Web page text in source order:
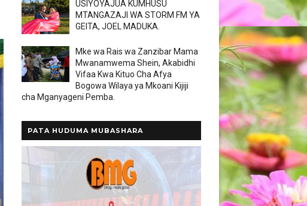
USIYOYAJUA KUMHUSU
MTANGAZAJI WA STORM FM YA
GEITA, JOEL MADUKA.
Mke wa Rais wa Zanzibar Mama
Mwanamwema Shein, Akabidhi
Vifaa Kwa Kituo Cha Afya
Bogowa Wilaya ya Mkoani Kijiji
cha Mganyageni Pemba.
PATA HUDUMA MUBASHARA